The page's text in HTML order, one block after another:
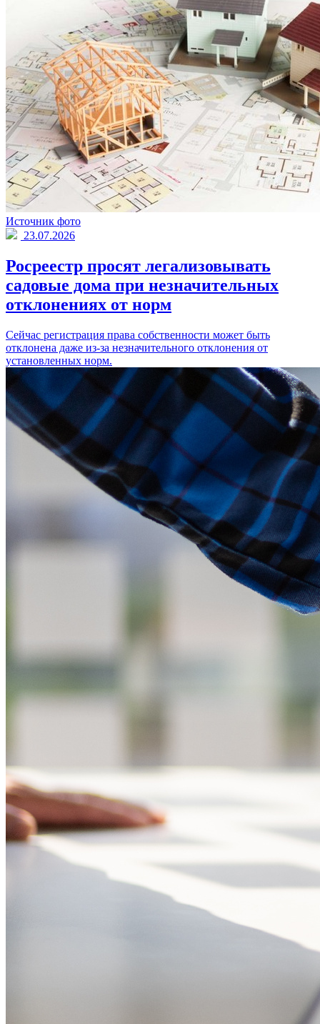
Источник фото
23.07.2026
Росреестр просят легализовывать
садовые дома при незначительных
отклонениях от норм
Сейчас регистрация права собственности может быть
отклонена даже из-за незначительного отклонения от
установленных норм.